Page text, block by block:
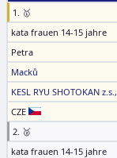
1. 🥇
kata frauen 14-15 jahre
Petra
Macků
KESL RYU SHOTOKAN z.s.,
CZE
2. 🥈
kata frauen 14-15 jahre